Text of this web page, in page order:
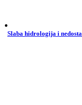
Slaba hidrologija i